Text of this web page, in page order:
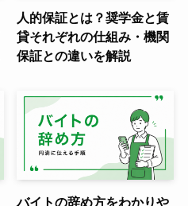
人的保証とは？奨学金と賃
貸それぞれの仕組み・機関
保証との違いを解説
バイトの辞め方をわかりや